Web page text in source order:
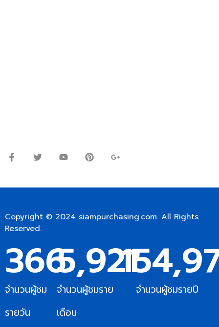
Copyright © 2024 siampurchasing.com. All Rights
Reserved.
จำนวนผู้ชม
รายวัน
367
จำนวนผู้ชมราย
เดือน
5,922
จำนวนผู้ชมรายปี